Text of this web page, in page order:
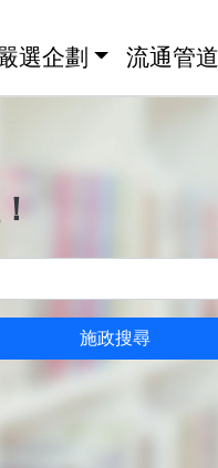
選企劃 流通管道
施政搜尋